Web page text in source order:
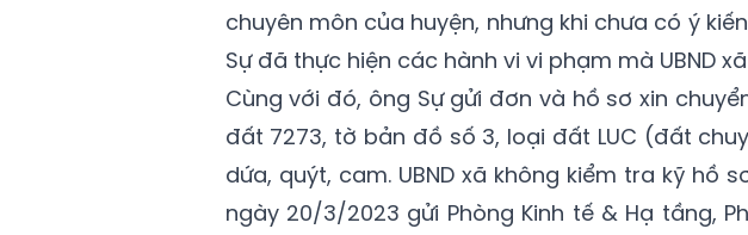
chuyên môn của huyện, nhưng khi chưa có ý
Sự đã thực hiện các hành vi vi phạm mà UBND
Cùng với đó, ông Sự gửi đơn và hồ sơ xin
đất 7273, tờ bản đồ số 3, loại đất LUC (đất
dứa, quýt, cam. UBND xã không kiểm tra kỹ hồ
ngày 20/3/2023 gửi Phòng Kinh tế & Hạ tầng,